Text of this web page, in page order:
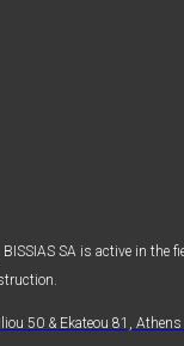
SA is active in the
50 & Ekateou 81, Athens